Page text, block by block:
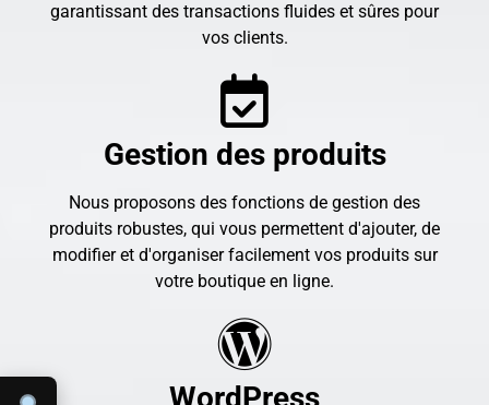
garantissant des transactions fluides et sûres pour
vos clients.
Gestion des produits
Nous proposons des fonctions de gestion des
produits robustes, qui vous permettent d'ajouter, de
modifier et d'organiser facilement vos produits sur
votre boutique en ligne.